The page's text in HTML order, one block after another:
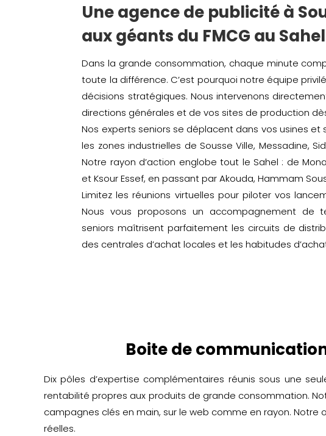
Une agence de publicité à
aux géants du FMCG au Sahel
Dans la grande consommation, chaque minute
toute la différence. C’est pourquoi notre équipe
décisions stratégiques. Nous intervenons
directions générales et de vos sites de production
Nos experts seniors se déplacent dans vos usines et
les zones industrielles de Sousse Ville, Messadine,
Notre rayon d’action englobe tout le Sahel : de
et Ksour Essef, en passant par Akouda, Hammam
Limitez les réunions virtuelles pour piloter vos
Nous vous proposons un accompagnement de
seniors maîtrisent parfaitement les circuits de
des centrales d’achat locales et les habitudes
Boite de
Dix pôles d’expertise complémentaires réunis sous une
rentabilité propres aux produits de grande consommation.
campagnes clés en main, sur le web comme en rayon.
réelles.